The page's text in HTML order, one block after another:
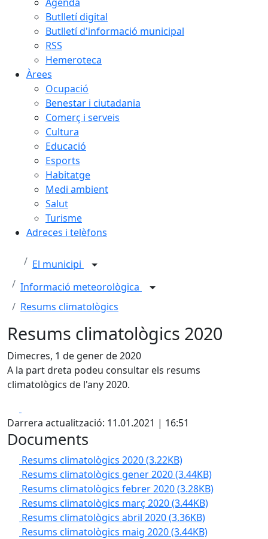
Butlletí digital
Butlletí d'informació municipal
RSS
Hemeroteca
Àrees
Ocupació
Benestar i ciutadania
Comerç i serveis
Cultura
Educació
Esports
Habitatge
Medi ambient
Salut
Turisme
Adreces i telèfons
El municipi
Informació meteorològica
Resums climatològics
Resums climatològics 2020
Dimecres, 1 de gener de 2020
A la part dreta podeu consultar els resums
climatològics de l'any 2020.
Darrera actualització: 11.01.2021 | 16:51
Documents
Resums climatològics 2020(3.22KB)
Resums climatològics gener 2020(3.44KB)
Resums climatològics febrer 2020(3.28KB)
Resums climatològics març 2020(3.44KB)
Resums climatològics abril 2020(3.36KB)
Resums climatològics maig 2020(3.44KB)